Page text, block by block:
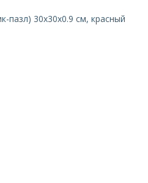
пазл) 30х30x0.9 см, красный